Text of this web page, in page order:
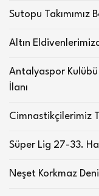
Sutopu Takımımız
Altın
Antalyaspor
İlanı
Cimnastikçilerimiz
Süper Lig 27-33.
Neşet Korkmaz